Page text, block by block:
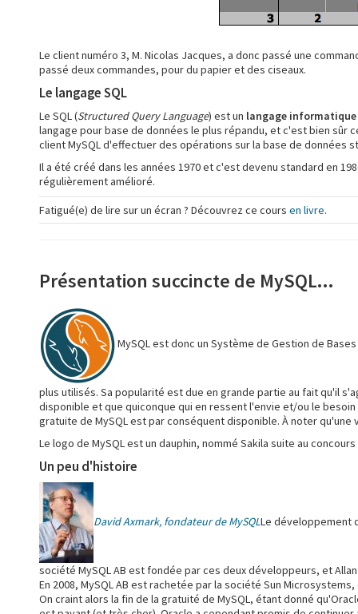
Le client numéro 3, M. Nicolas Jacques, a donc passé une
passé deux commandes, pour du papier et des ciseaux.
Le langage SQL
Le SQL (Structured Query Language) est un langage informatique
langage pour base de données le plus répandu, et c'est bien sûr
client MySQL d'effectuer des opérations sur la base de données
Il a été créé dans les années 1970 et c'est devenu standard en
régulièrement amélioré.
Fatigué(e) de lire sur un écran ? Découvrez ce cours en livre.
Présentation succincte de MySQL...
MySQL est donc un Système de Gestion de
plus utilisés. Sa popularité est due en grande partie au fait qu'il
disponible et que quiconque qui en ressent l'envie et/ou le
gratuite de MySQL est par conséquent disponible. À noter
Le logo de MySQL est un dauphin, nommé Sakila suite au concours
Un peu d'histoire
David Axmark, fondateur de MySQLLe développement
société MySQL AB est fondée par ces deux développeurs, et
En 2008, MySQL AB est rachetée par la société Sun
On craint alors la fin de la gratuité de MySQL, étant donné